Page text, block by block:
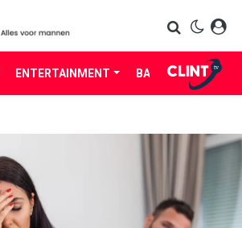
ENTERTAINMENT BABES LIFE